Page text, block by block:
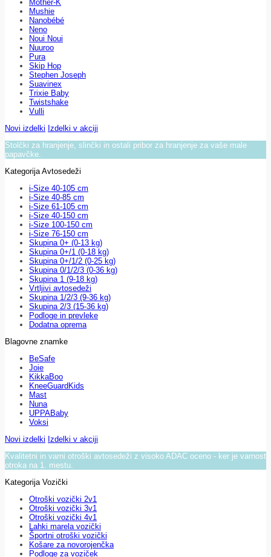
Mother-K
Mushie
Nanobébé
Neno
Noui Noui
Nuuroo
Pura
Skip Hop
Stephen Joseph
Suavinex
Trixie Baby
Twistshake
Vulli
Novi izdelki Izdelki v akciji
Stolčki za hranjenje, slinčki in ostali pribor za hranjenje za vaše male
papavčke.
Kategorija Avtosedeži
i-Size 40-105 cm
i-Size 40-85 cm
i-Size 61-105 cm
i-Size 40-150 cm
i-Size 100-150 cm
i-Size 76-150 cm
Skupina 0+ (0-13 kg)
Skupina 0+/1 (0-18 kg)
Skupina 0+/1/2 (0-25 kg)
Skupina 0/1/2/3 (0-36 kg)
Skupina 1 (9-18 kg)
Vrtljivi avtosedeži
Skupina 1/2/3 (9-36 kg)
Skupina 2/3 (15-36 kg)
Podloge in prevleke
Dodatna oprema
Blagovne znamke
BeSafe
Joie
KikkaBoo
KneeGuardKids
Mast
Nuna
UPPABaby
Voksi
Novi izdelki Izdelki v akciji
Kvalitetni in varni otroški avtosedeži z visoko ADAC oceno - ker je varnost
otroka na 1. mestu.
Kategorija Vozički
Otroški vozički 2v1
Otroški vozički 3v1
Otroški vozički 4v1
Lahki marela vozički
Športni otroški vozički
Košare za novorojenčka
Podloge za voziček